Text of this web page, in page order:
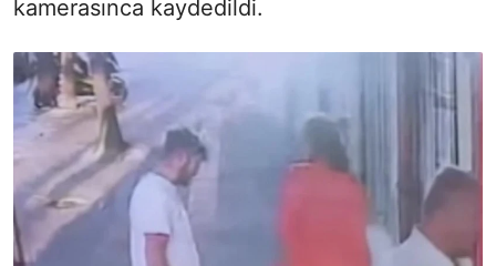
kamerasınca kaydedildi.